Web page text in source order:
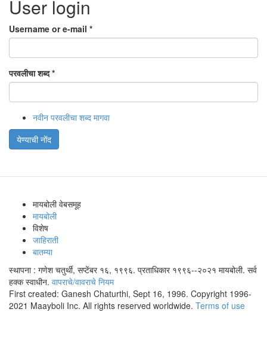
User login
Username or e-mail *
परवलीचा शब्द*
नवीन परवलीचा शब्द मागवा
येण्याची नोंद
मायबोली वेबसमूह
मायबोली
विशेष
जाहिराती
बातम्या
स्थापना : गणेश चतुर्थी, सप्टेंबर १६, १९९६. प्रताधिकार १९९६--२०२१ मायबोली. सर्व
हक्क स्वाधीन. वापराचे/वावराचे नियम
First created: Ganesh Chaturthi, Sept 16, 1996. Copyright 1996-
2021 Maayboli Inc. All rights reserved worldwide. Terms of use